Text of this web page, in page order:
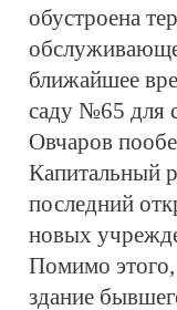
обустроена
ближайшее
саду №65 для
Овчаров
Капитальный
последний
новых
Помимо этого,
здание